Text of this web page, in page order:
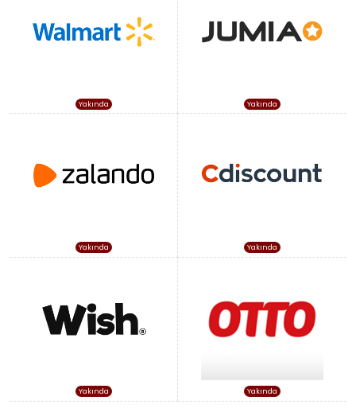
Yakında Yakında
Yakında Yakında
Yakında Yakında